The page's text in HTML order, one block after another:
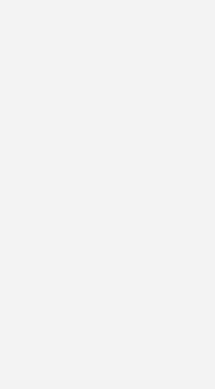
picea geht in
picea bei Zollner Elektronik